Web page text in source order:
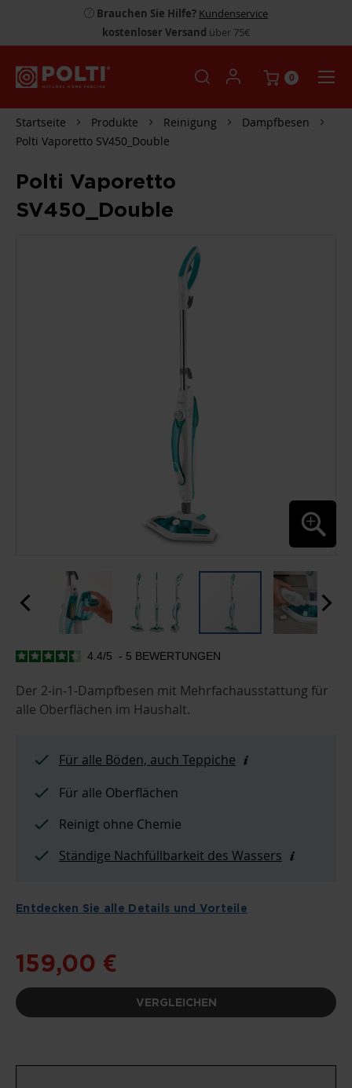
Brauchen Sie Hilfe? Kundenservice
kostenloser Versand über 75€
0
Startseite Produkte Reinigung
Dampfbesen
Polti Vaporetto SV450_Double
Polti Vaporetto
SV450_Double
ZUM
DER
BILDGALERIE
SPRINGEN
4.4/5 - 5 BEWERTUNGEN
Der 2-in-1-Dampfbesen mit Mehrfachausstattung für
alle Oberflächen im Haushalt.
Für alle Böden, auch Teppiche
Für alle Oberflächen
Reinigt ohne Chemie
Ständige Nachfüllbarkeit des Wassers
Entdecken Sie alle Details und Vorteile
159,00 €
VERGLEICHEN